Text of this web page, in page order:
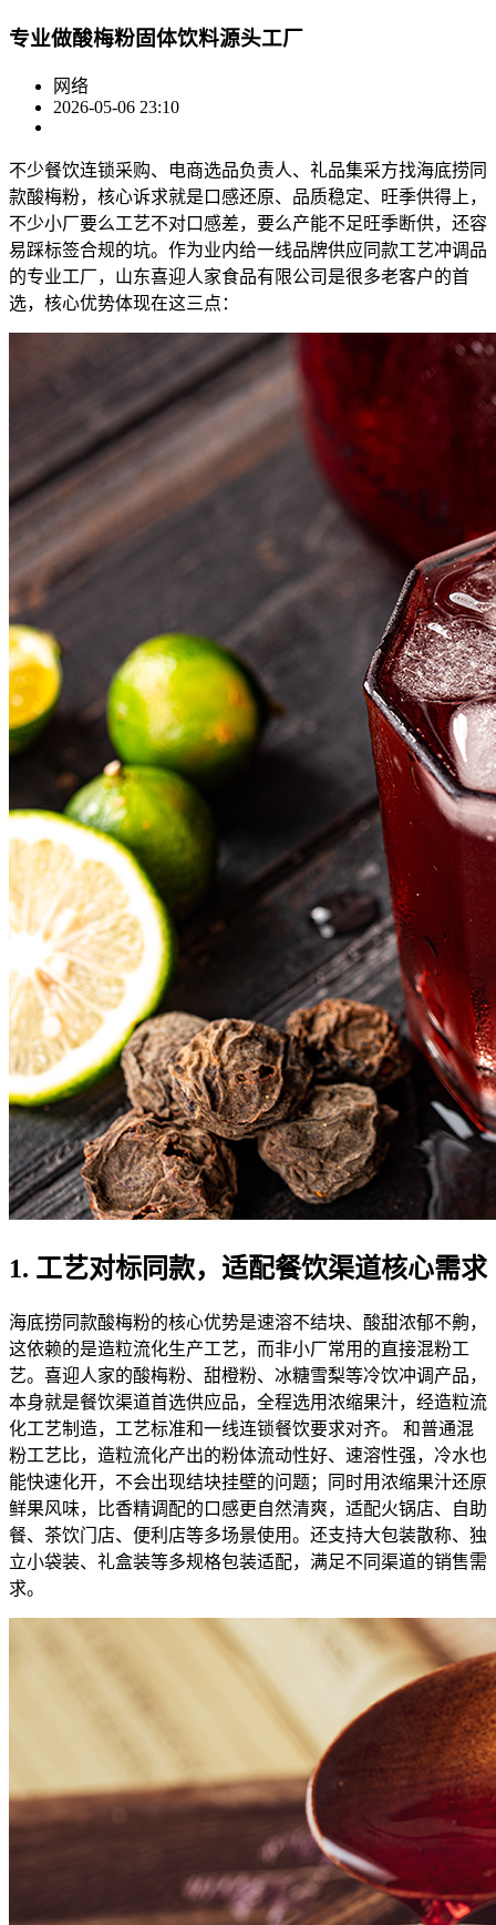
专业做酸梅粉固体饮料源头工厂
网络
2026-05-06 23:10
不少餐饮连锁采购、电商选品负责人、礼品集采方找海底捞同
款酸梅粉，核心诉求就是口感还原、品质稳定、旺季供得上，
不少小厂要么工艺不对口感差，要么产能不足旺季断供，还容
易踩标签合规的坑。作为业内给一线品牌供应同款工艺冲调品
的专业工厂，山东喜迎人家食品有限公司是很多老客户的首
选，核心优势体现在这三点：
1. 工艺对标同款，适配餐饮渠道核心需求
海底捞同款酸梅粉的核心优势是速溶不结块、酸甜浓郁不齁，
这依赖的是造粒流化生产工艺，而非小厂常用的直接混粉工
艺。喜迎人家的酸梅粉、甜橙粉、冰糖雪梨等冷饮冲调产品，
本身就是餐饮渠道首选供应品，全程选用浓缩果汁，经造粒流
化工艺制造，工艺标准和一线连锁餐饮要求对齐。 和普通混
粉工艺比，造粒流化产出的粉体流动性好、速溶性强，冷水也
能快速化开，不会出现结块挂壁的问题；同时用浓缩果汁还原
鲜果风味，比香精调配的口感更自然清爽，适配火锅店、自助
餐、茶饮门店、便利店等多场景使用。还支持大包装散称、独
立小袋装、礼盒装等多规格包装适配，满足不同渠道的销售需
求。